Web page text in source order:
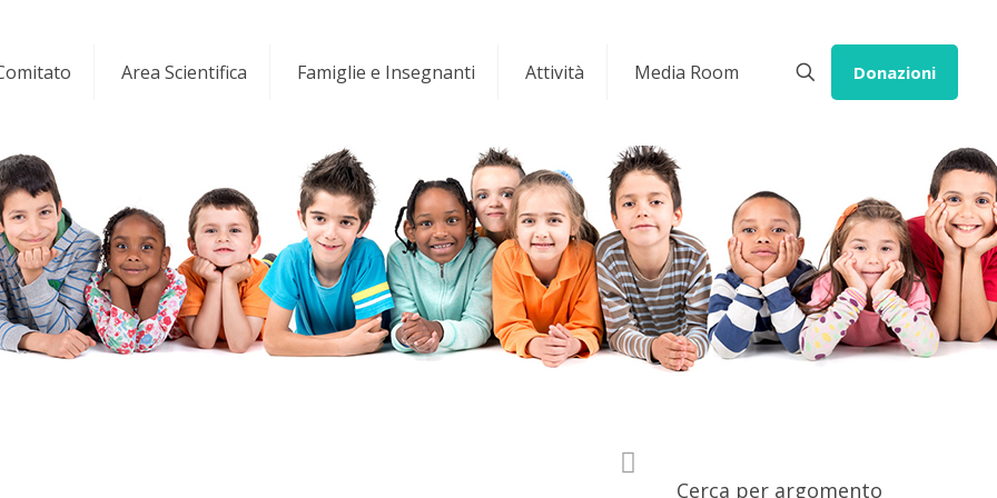
Area Scientifica Famiglie e Insegnanti Attività Media Room Donazioni
Cerca per argomento